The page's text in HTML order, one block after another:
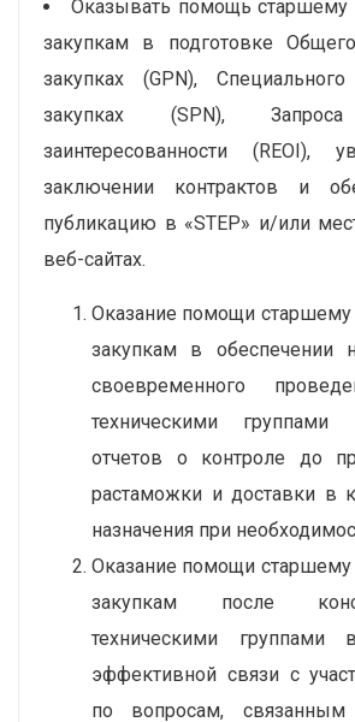
Оказывать помощь старшему
закупкам в подготовке
закупках (GPN),
закупках (SPN),
заинтересованности (REOI),
заключении контрактов и
публикацию в «STEP» и/или
веб-сайтах.
Оказание помощи старшему
закупкам в обеспечении
своевременного
техническими группами
отчетов о контроле до
растаможки и доставки в
назначения при
Оказание помощи старшему
закупкам после
техническими группами
эффективной связи с
по вопросам,